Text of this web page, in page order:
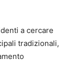
a cercare
tradizionali,